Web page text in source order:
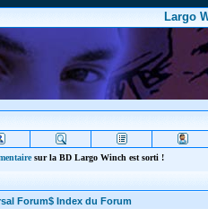
Largo
sur la BD Largo Winch est sorti !
Forum$ Index du Forum